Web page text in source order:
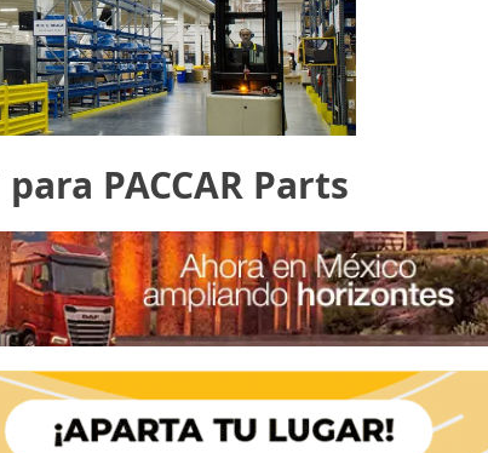
PACCAR Parts